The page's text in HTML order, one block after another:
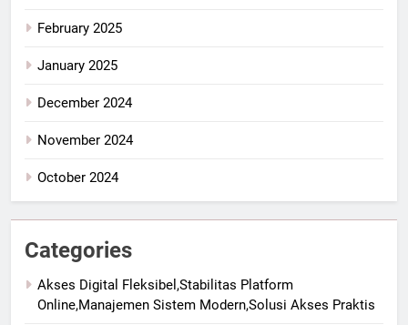
February 2025
January 2025
December 2024
November 2024
October 2024
Categories
Akses Digital Fleksibel,Stabilitas Platform
Online,Manajemen Sistem Modern,Solusi Akses Praktis